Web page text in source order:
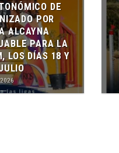
DE
POR
ALCAYNA
PARA LA
LOS DÍAS 18 Y